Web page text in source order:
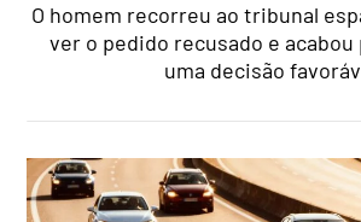
O homem recorreu ao tribunal
ver o pedido recusado e
uma decisão